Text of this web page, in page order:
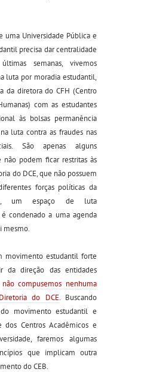
uma Universidade Pública e
precisa dar centralidade
semanas, vivemos
luta por moradia estudantil,
da diretora do CFH (Centro
com as estudantes
às bolsas permanência
na luta contra as fraudes nas
São apenas alguns
não podem ficar restritas às
do DCE, que não possuem
forças políticas da
um espaço de luta
condenado a uma agenda
mesmo.
movimento estudantil forte
da direção das entidades
não compusemos nenhuma
do DCE. Buscando
movimento estudantil e
Centros Acadêmicos e
faremos algumas
que implicam outra
do CEB.